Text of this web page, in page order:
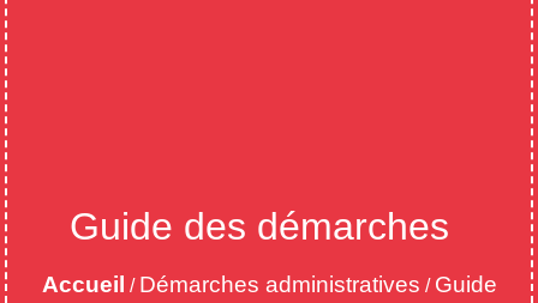
Guide des démarches
Accueil / Démarches administratives / Guide